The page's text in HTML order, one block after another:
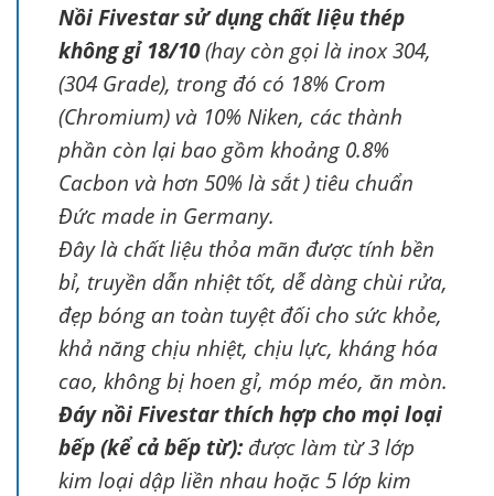
Nồi Fivestar sử dụng chất liệu thép
không gỉ 18/10(hay còn gọi là inox 304,
(304 Grade), trong đó có 18% Crom
(Chromium) và 10% Niken, các thành
phần còn lại bao gồm khoảng 0.8%
Cacbon và hơn 50% là sắt ) tiêu chuẩn
Đức made in Germany.
Đây là chất liệu thỏa mãn được tính bền
bỉ, truyền dẫn nhiệt tốt, dễ dàng chùi rửa,
đẹp bóng an toàn tuyệt đối cho sức khỏe,
khả năng chịu nhiệt, chịu lực, kháng hóa
cao, không bị hoen gỉ, móp méo, ăn mòn.
Đáy nồi Fivestar thích hợp cho mọi loại
bếp (kể cả bếp từ):được làm từ 3 lớp
kim loại dập liền nhau hoặc 5 lớp kim